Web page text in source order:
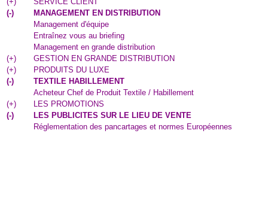
(-)
MANAGEMENT EN DISTRIBUTION
Management d'équipe
Entraînez vous au briefing
Management en grande distribution
(+)
GESTION EN GRANDE DISTRIBUTION
(+)
PRODUITS DU LUXE
(-)
TEXTILE HABILLEMENT
Acheteur Chef de Produit Textile / Habillement
(+)
LES PROMOTIONS
(-)
LES PUBLICITES SUR LE LIEU DE VENTE
Réglementation des pancartages et normes Européennes